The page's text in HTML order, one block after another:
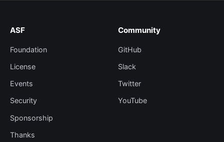
ASF
Foundation
License
Events
Security
Sponsorship
Thanks
Community
GitHub
Slack
Twitter
YouTube